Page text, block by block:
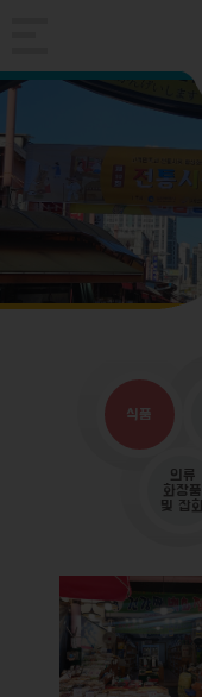
식품
의류
화장품
및 잡화